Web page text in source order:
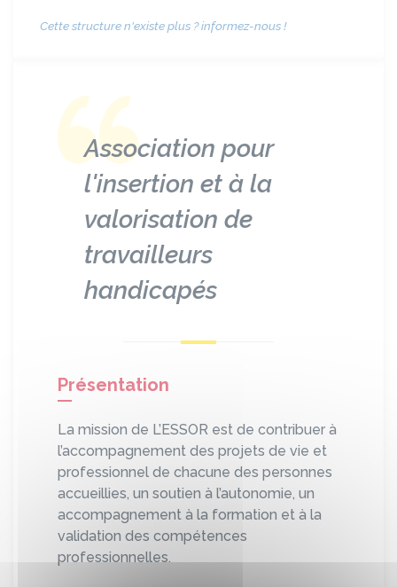
Cette structure n'existe plus ? informez-nous !
Association pour
l'insertion et à la
valorisation de
travailleurs
handicapés
Présentation
La mission de L’ESSOR est de contribuer à
l’accompagnement des projets de vie et
professionnel de chacune des personnes
accueillies, un soutien à l’autonomie, un
accompagnement à la formation et à la
validation des compétences
professionnelles.